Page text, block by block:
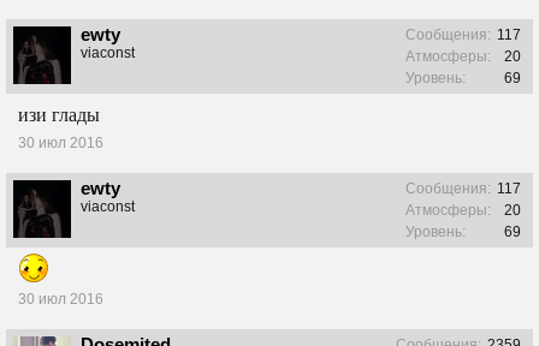
ewty
viaconst
Сообщения: 117
Атмосферы:
20
Уровень:
69
изи глады
30 июл 2016
ewty
viaconst
Сообщения: 117
Атмосферы:
20
Уровень:
69
30 июл 2016